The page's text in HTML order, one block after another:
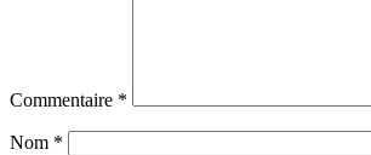
Commentaire *
Nom *